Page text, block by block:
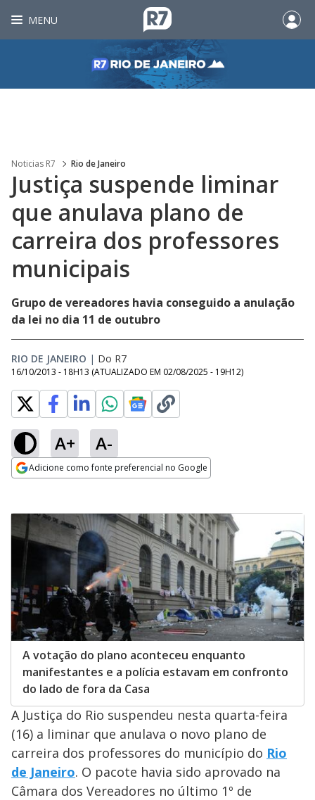
MENU
Noticias R7 Rio de Janeiro
Justiça suspende liminar
que anulava plano de
carreira dos professores
municipais
Grupo de vereadores havia conseguido a anulação
da lei no dia 11 de outubro
RIO DE JANEIRO | Do R7
16/10/2013 - 18H13 (ATUALIZADO EM 02/08/2025 - 19H12)
A+ A-
Adicione como fonte preferencial no Google
A votação do plano aconteceu enquanto
manifestantes e a polícia estavam em confronto
do lado de fora da Casa
A Justiça do Rio suspendeu nesta quarta-feira
(16) a liminar que anulava o novo plano de
carreira dos professores do município do Rio
de Janeiro. O pacote havia sido aprovado na
Câmara dos Vereadores no último 1º de